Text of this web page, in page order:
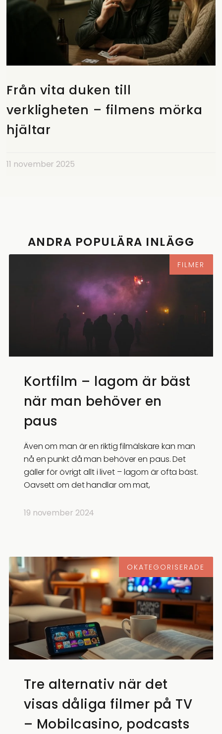
Från vita duken till
verkligheten – filmens mörka
hjältar
11 november 2025
ANDRA POPULÄRA INLÄGG
FILMER
Kortfilm – lagom är bäst
när man behöver en
paus
Även om man är en riktig filmälskare kan man
nå en punkt då man behöver en paus. Det
gäller för övrigt allt i livet – lagom är ofta bäst.
Oavsett om det handlar om mat,
19 november 2024
OKATEGORISERADE
Tre alternativ när det
visas dåliga filmer på TV
– Mobilcasino, podcasts